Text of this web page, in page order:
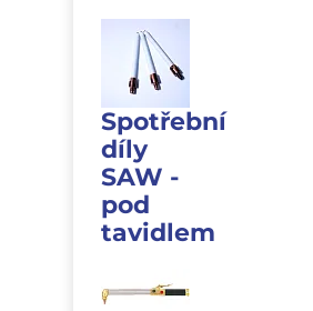
Spotřební
díly
SAW -
pod
tavidlem